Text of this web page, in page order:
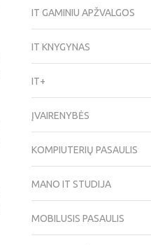
IT GAMINIU APŽVALGOS
IT KNYGYNAS
IT+
ĮVAIRENYBĖS
KOMPIUTERIŲ PASAULIS
MANO IT STUDIJA
MOBILUSIS PASAULIS